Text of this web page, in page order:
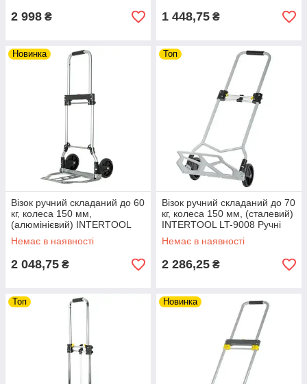
2 998 ₴ 1 448,75 ₴
Новинка
Візок ручний складаний до 60
кг, колеса 150 мм,
(алюмінієвий) INTERTOOL
LT-9005 Ручні візки riven
Немає в наявності
2 048,75 ₴
Топ
Візок ручний складаний до 70
кг, колеса 150 мм, (сталевий)
INTERTOOL LT-9008 Ручні
візки riven
Немає в наявності
2 286,25 ₴
Топ Новинка